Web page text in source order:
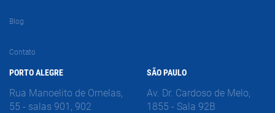
Blog
Contato
PORTO ALEGRE
Rua Manoelito de Ornelas,
55 - salas 901, 902
SÃO PAULO
Av. Dr. Cardoso de Melo,
1855 - Sala 92B